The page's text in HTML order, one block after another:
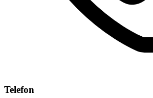
Telefon